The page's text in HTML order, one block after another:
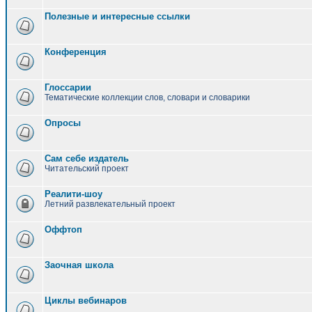
Полезные и интересные ссылки
Конференция
Глоссарии
Тематические коллекции слов, словари и словарики
Опросы
Сам себе издатель
Читательский проект
Реалити-шоу
Летний развлекательный проект
Оффтоп
Заочная школа
Циклы вебинаров